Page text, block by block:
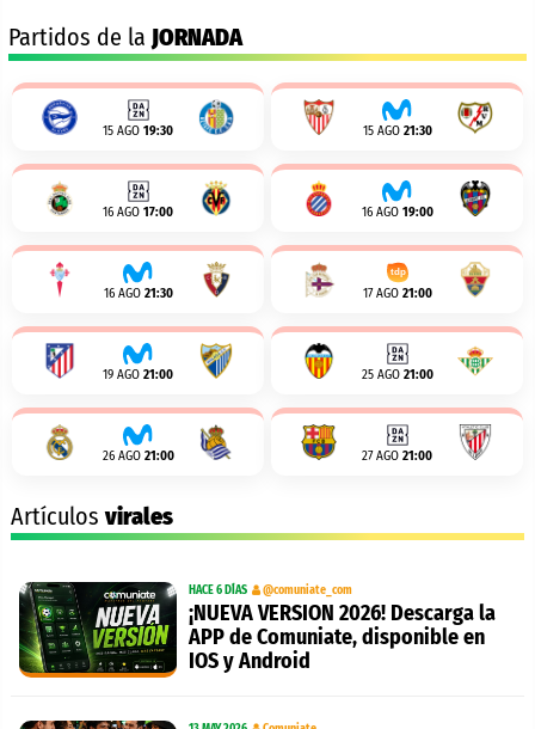
Partidos de la JORNADA
15 AGO 19:30 15 AGO 21:30
16 AGO 17:00 16 AGO 19:00
16 AGO 21:30 17 AGO 21:00
19 AGO 21:00 25 AGO 21:00
26 AGO 21:00 27 AGO 21:00
Artículosvirales
HACE 6 DÍAS @comuniate_com
¡NUEVA VERSION 2026! Descarga la
APP de Comuniate, disponible en
IOS y Android